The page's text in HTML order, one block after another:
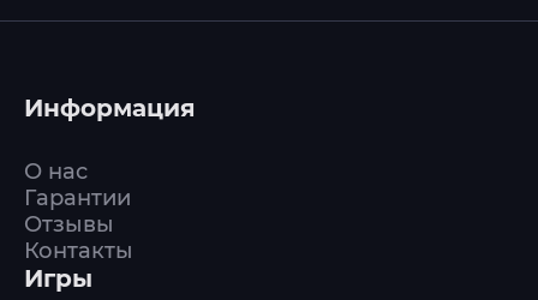
Информация
О нас
Гарантии
Отзывы
Контакты
Игры